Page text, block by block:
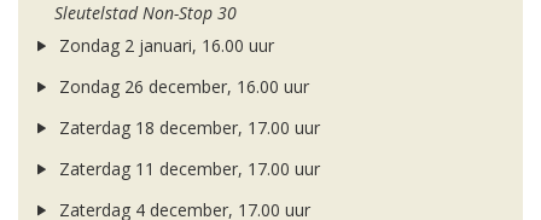
Sleutelstad Non-Stop 30
Zondag 2 januari, 16.00 uur
Zondag 26 december, 16.00 uur
Zaterdag 18 december, 17.00 uur
Zaterdag 11 december, 17.00 uur
Zaterdag 4 december, 17.00 uur